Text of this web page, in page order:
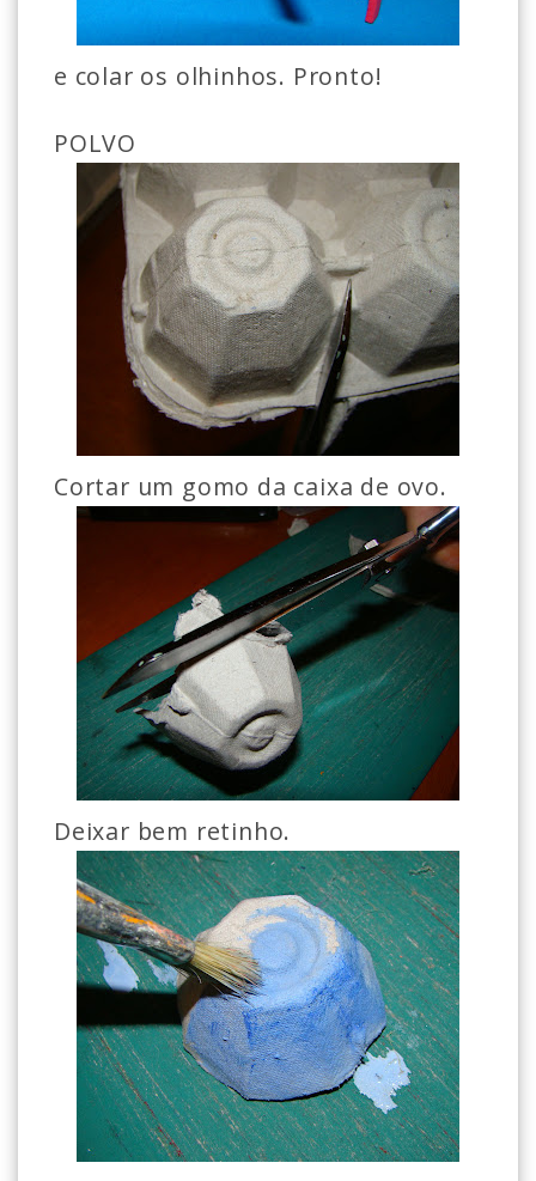
e colar os olhinhos. Pronto!
POLVO
Cortar um gomo da caixa de ovo.
Deixar bem retinho.